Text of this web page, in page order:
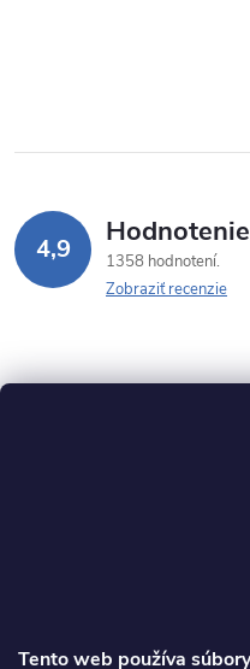
Tento web používa
4,9
1358 hodnotení
Zobraziť recenzie
ä